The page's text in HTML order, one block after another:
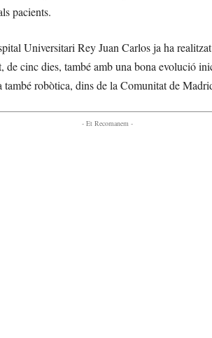
pacients.
Universitari Rey Juan Carlos ja ha
cinc dies, també amb una bona evolució
robòtica, dins de la Comunitat de
- Et Recomanem -